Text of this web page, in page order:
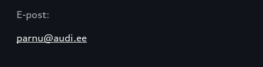
E-post:
parnu@audi.ee